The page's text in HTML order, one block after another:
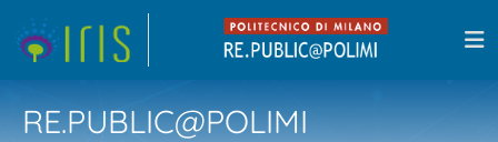
RE.PUBLIC@POLIMI